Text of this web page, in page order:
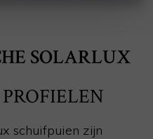
SOLARLUX
schuifpuien zijn